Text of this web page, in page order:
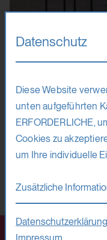
Louisa Elderton
Art Writing:
Page
Kunstkritik / Schreiben
Datenschutz
Diese Website
unten aufgeführten
ERFORDERLICHE,
Cookies zu
um Ihre individuelle
Zusätzliche
Datenschutzerklärung